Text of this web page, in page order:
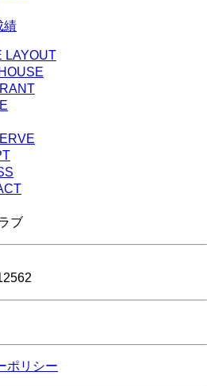
績
LAYOUT
ポリシー